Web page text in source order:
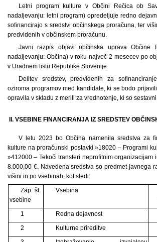
Letni program kulture v Občini Rečica ob
nadaljevanju: letni program) opredeljuje redno
sofinancirajo s sredstvi občinskega proračuna, ter
predvidenih v občinskem proračunu.
Javni razpis objavi občinska uprava Občine
nadaljevanju: Občina) v roku največ 2 mesecev po
v Uradnem listu Republike Slovenije.
Delitev sredstev, predvidenih za
oziroma programov med kandidate, ki se bodo
opravila v skladu z merili za vrednotenje, ki so
II. VSEBINE FINANCIRANJA IZ SREDSTEV
V letu 2023 bo Občina namenila sredstva za
kulture na proračunski postavki »18020 – Programi
»412000 – Tekoči transferi neprofitnim organizacijam
8.000,00 €. Navedena sredstva so predmet javnega
višini in po vsebinah, kot sledi:
Zap. št.
vsebine
Vsebina
1
Redna dejavnost
2
Kulturne prireditve